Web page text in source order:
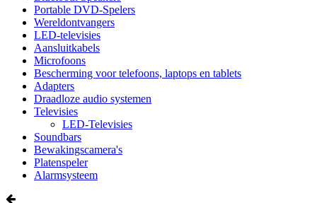
Portable DVD-Spelers
Wereldontvangers
LED-televisies
Aansluitkabels
Microfoons
Bescherming voor telefoons, laptops en tablets
Adapters
Draadloze audio systemen
Televisies
LED-Televisies
Soundbars
Bewakingscamera's
Platenspeler
Alarmsysteem